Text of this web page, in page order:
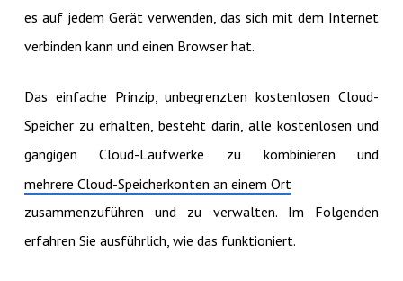
es auf jedem Gerät verwenden, das sich mit dem Internet
verbinden kann und einen Browser hat.
Das einfache Prinzip, unbegrenzten kostenlosen Cloud-
Speicher zu erhalten, besteht darin, alle kostenlosen und
gängigen Cloud-Laufwerke zu kombinieren und
mehrere Cloud-Speicherkonten an einem Ort
zusammenzuführen und zu verwalten. Im Folgenden
erfahren Sie ausführlich, wie das funktioniert.